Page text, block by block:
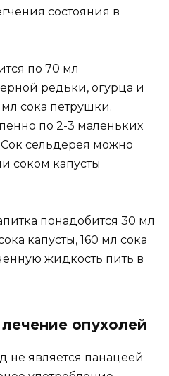
состояния в
по 70 мл
редьки, огурца и
сока петрушки.
по 2-3 маленьких
Сок сельдерея можно
соком капусты
понадобится 30 мл
капусты, 160 мл сока
жидкость пить в
опухолей
не является панацеей